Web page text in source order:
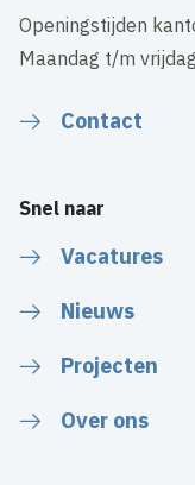
Openingstijden
Maandag t/m
Contact
Snel naar
Vacatures
Nieuws
Projecten
Over ons